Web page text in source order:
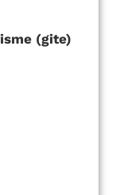
(gite)